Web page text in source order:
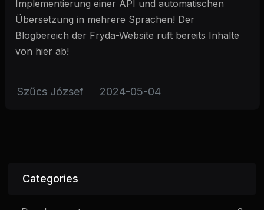
Implementierung einer API und automatischen
Übersetzung in mehrere Sprachen! Der
Blogbereich der Fryda-Website ruft bereits Inhalte
von hier ab!
Szűcs József 2024-05-04
Categories